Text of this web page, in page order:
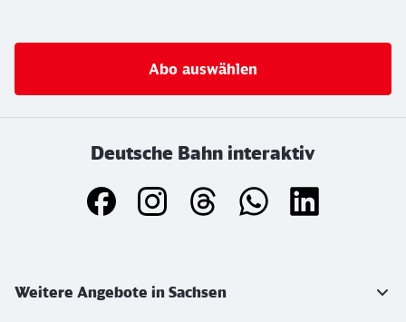
Abo auswählen
Deutsche Bahn interaktiv
Weitere Angebote in Sachsen